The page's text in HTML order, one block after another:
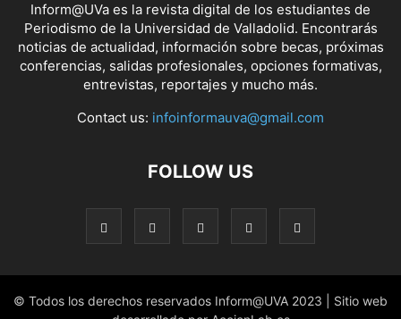
Inform@UVa es la revista digital de los estudiantes de
Periodismo de la Universidad de Valladolid. Encontrarás
noticias de actualidad, información sobre becas, próximas
conferencias, salidas profesionales, opciones formativas,
entrevistas, reportajes y mucho más.
Contact us: infoinformauva@gmail.com
FOLLOW US
© Todos los derechos reservados Inform@UVA 2023 | Sitio web